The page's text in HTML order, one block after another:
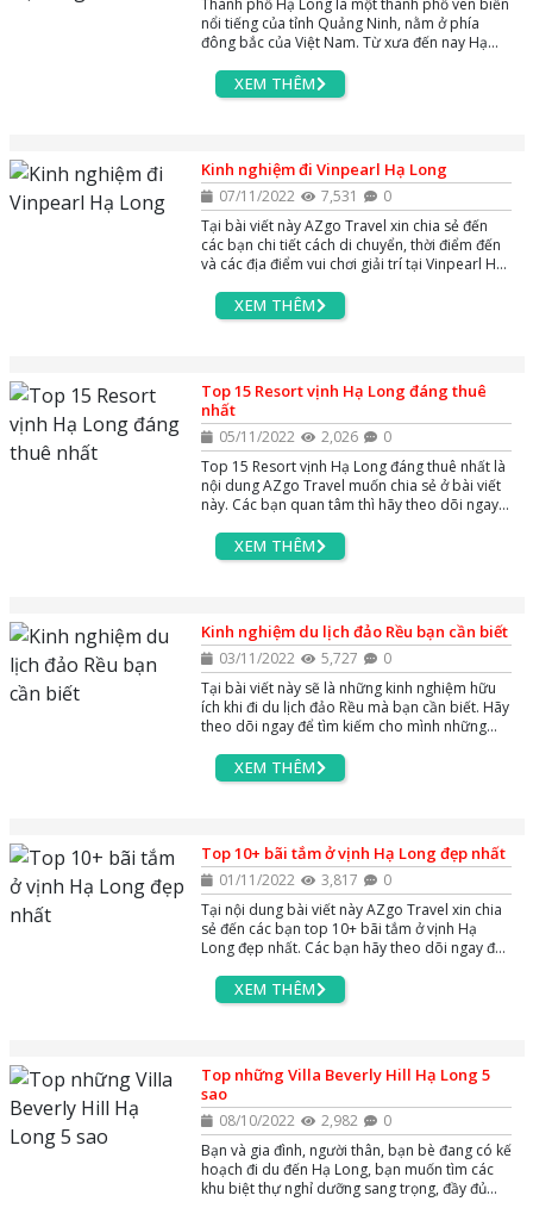
nổi tiếng của tỉnh Quảng Ninh, nằm ở phía
đông bắc của Việt Nam. Từ xưa đến nay Hạ
bởi những địa điểm du lịch nổi tiềng ở Hạ
Long. Hãy cùng AZgo Travel khám phá Hạ
XEM THÊM
Kinh nghiệm đi Vinpearl Hạ Long
07/11/2022 7,531
0
Tại bài viết này AZgo Travel xin chia sẻ đến
các bạn chi tiết cách di chuyển, thời điểm đến
và các địa điểm vui chơi giải trí tại Vinpearl Hạ
tìm hiểu thông tin nhé
XEM THÊM
Top 15 Resort vịnh Hạ Long đáng thuê
nhất
05/11/2022 2,026
0
Top 15 Resort vịnh Hạ Long đáng thuê nhất là
nội dung AZgo Travel muốn chia sẻ ở bài viết
này. Các bạn quan tâm thì hãy theo dõi ngay
XEM THÊM
Kinh nghiệm du lịch đảo Rều bạn cần biết
03/11/2022 5,727
0
Tại bài viết này sẽ là những kinh nghiệm hữu
ích khi đi du lịch đảo Rều mà bạn cần biết. Hãy
theo dõi ngay để tìm kiếm cho mình những
XEM THÊM
Top 10+ bãi tắm ở vịnh Hạ Long đẹp nhất
01/11/2022 3,817
0
Tại nội dung bài viết này AZgo Travel xin chia
sẻ đến các bạn top 10+ bãi tắm ở vịnh Hạ
Long đẹp nhất. Các bạn hãy theo dõi ngay để
XEM THÊM
Top những Villa Beverly Hill Hạ Long 5
sao
08/10/2022 2,982
0
Bạn và gia đình, người thân, bạn bè đang có kế
hoạch đi du đến Hạ Long, bạn muốn tìm các
khu biệt thự nghỉ dưỡng sang trọng, đầy đủ